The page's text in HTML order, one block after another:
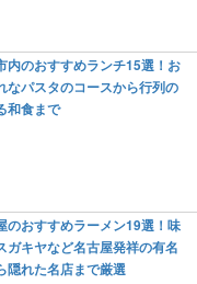
内のおすすめランチ15選！お
なパスタのコースから行列の
和食まで
のおすすめラーメン19選！味
ガキヤなど名古屋発祥の有名
隠れた名店まで厳選